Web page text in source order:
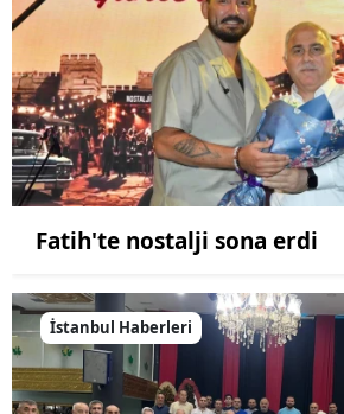
Fatih'te nostalji sona erdi
İstanbul Haberleri